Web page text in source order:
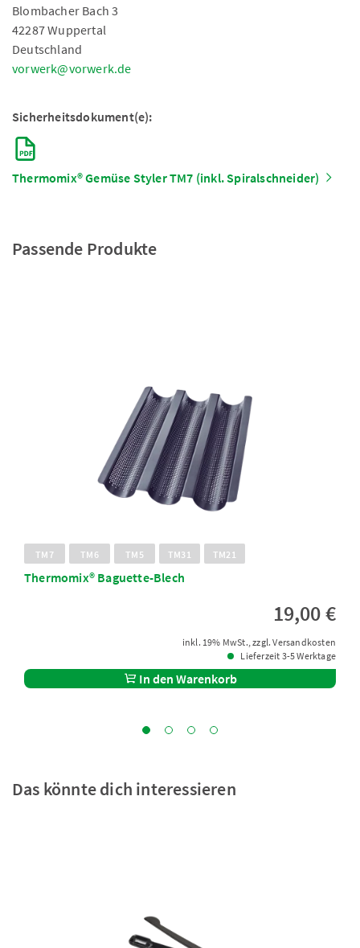
Blombacher Bach 3
42287 Wuppertal
Deutschland
vorwerk@vorwerk.de
Sicherheitsdokument(e):
Thermomix® Gemüse Styler TM7 (inkl. Spiralschneider)
Passende Produkte
TM7 TM6 TM5 TM31 TM21
Thermomix® Baguette-Blech
19,00 €
inkl. 19% MwSt., zzgl. Versandkosten
Lieferzeit 3-5 Werktage
In den Warenkorb
Das könnte dich interessieren